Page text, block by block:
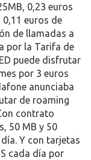
0,23 euros
euros de
de llamadas a
por la Tarifa de
puede disfrutar
por 3 euros
anunciaba
de roaming
contrato
50 MB y 50
Y con tarjetas
cada día por